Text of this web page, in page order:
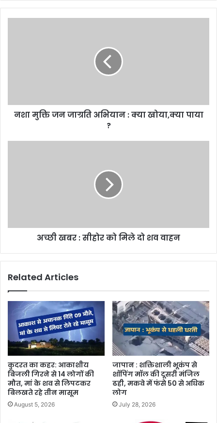
नशा मुक्ति जन जाग्रति अभियान : क्या खोया,क्या पाया
?
अच्छी खबर : सीहोर को मिले दो शव वाहन
Related Articles
कुदरत का कहर: आकाशीय
बिजली गिरने से 14 लोगों की
मौत, मां के शव से लिपटकर
बिलखते रहे तीन मासूम
August 5, 2026
जापान : शक्तिशाली भूकंप से
शॉपिंग मॉल की दूसरी मंजिल
ढही, मकवे में फंसे 50 से अधिक
लोग
July 28, 2026